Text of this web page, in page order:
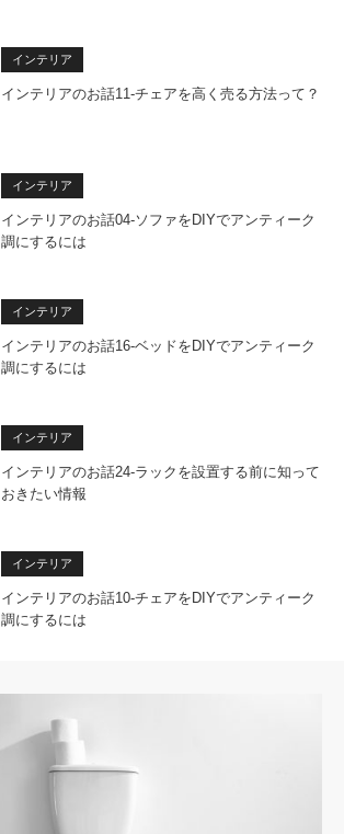
インテリア
インテリアのお話11-チェアを高く売る方法って？
インテリア
インテリアのお話04-ソファをDIYでアンティーク
調にするには
インテリア
インテリアのお話16-ベッドをDIYでアンティーク
調にするには
インテリア
インテリアのお話24-ラックを設置する前に知って
おきたい情報
インテリア
インテリアのお話10-チェアをDIYでアンティーク
調にするには